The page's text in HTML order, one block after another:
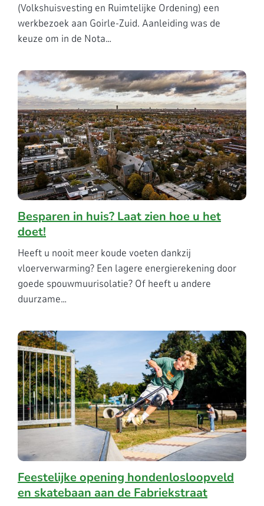
(Volkshuisvesting en Ruimtelijke Ordening) een
werkbezoek aan Goirle-Zuid. Aanleiding was de
keuze om in de Nota…
Besparen in huis? Laat zien hoe u het
doet!
Heeft u nooit meer koude voeten dankzij
vloerverwarming? Een lagere energierekening door
goede spouwmuurisolatie? Of heeft u andere
duurzame…
Feestelijke opening hondenlosloopveld
en skatebaan aan de Fabriekstraat